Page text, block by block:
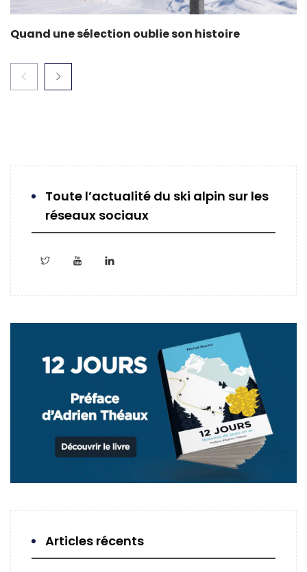
Quand une sélection oublie son histoire
Toute l’actualité du ski alpin sur les
réseaux sociaux
Articles récents